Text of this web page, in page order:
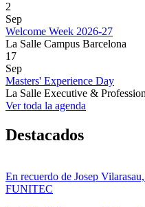
2
Sep
Welcome Week 2026-27
La Salle Campus Barcelona
17
Sep
Masters' Experience Day
La Salle Executive &
Ver toda la agenda
Destacados
En recuerdo de Josep
FUNITEC